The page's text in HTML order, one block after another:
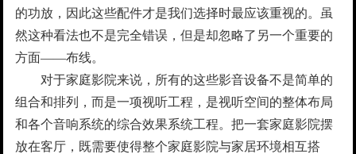
的功放，因此这些配件才是我们选择时最应该重视的。虽
然这种看法也不是完全错误，但是却忽略了另一个重要的
方面——布线。
对于家庭影院来说，所有的这些影音设备不是简单的
组合和排列，而是一项视听工程，是视听空间的整体布局
和各个音响系统的综合效果系统工程。把一套家庭影院摆
放在客厅，既需要使得整个家庭影院与家居环境相互搭